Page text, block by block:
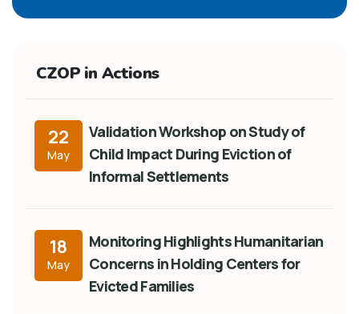
CZOP in Actions
22
May
Validation Workshop on Study of
Child Impact During Eviction of
Informal Settlements
18
May
Monitoring Highlights Humanitarian
Concerns in Holding Centers for
Evicted Families